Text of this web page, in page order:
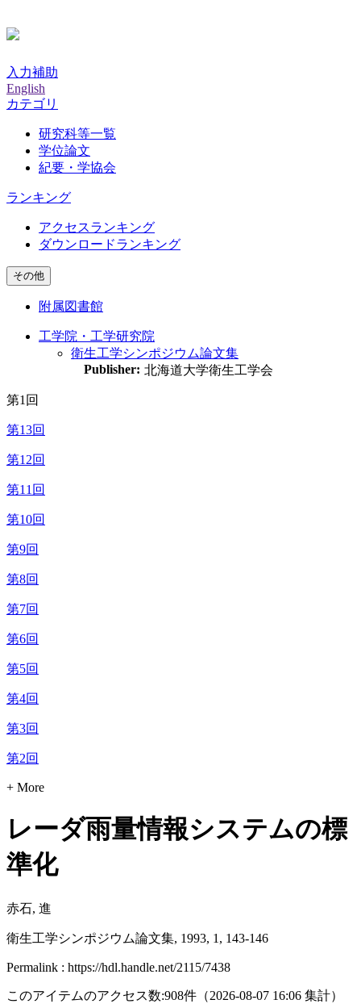
入力補助
English
カテゴリ
研究科等一覧
学位論文
紀要・学協会
ランキング
アクセスランキング
ダウンロードランキング
その他
附属図書館
工学院・工学研究院
衛生工学シンポジウム論文集
Publisher: 北海道大学衛生工学会
第1回
第13回
第12回
第11回
第10回
第9回
第8回
第7回
第6回
第5回
第4回
第3回
第2回
+ More
レーダ雨量情報システムの標
準化
赤石, 進
衛生工学シンポジウム論文集, 1993, 1, 143-146
Permalink : https://hdl.handle.net/2115/7438
このアイテムのアクセス数:908件 （2026-08-07 16:06 集計）